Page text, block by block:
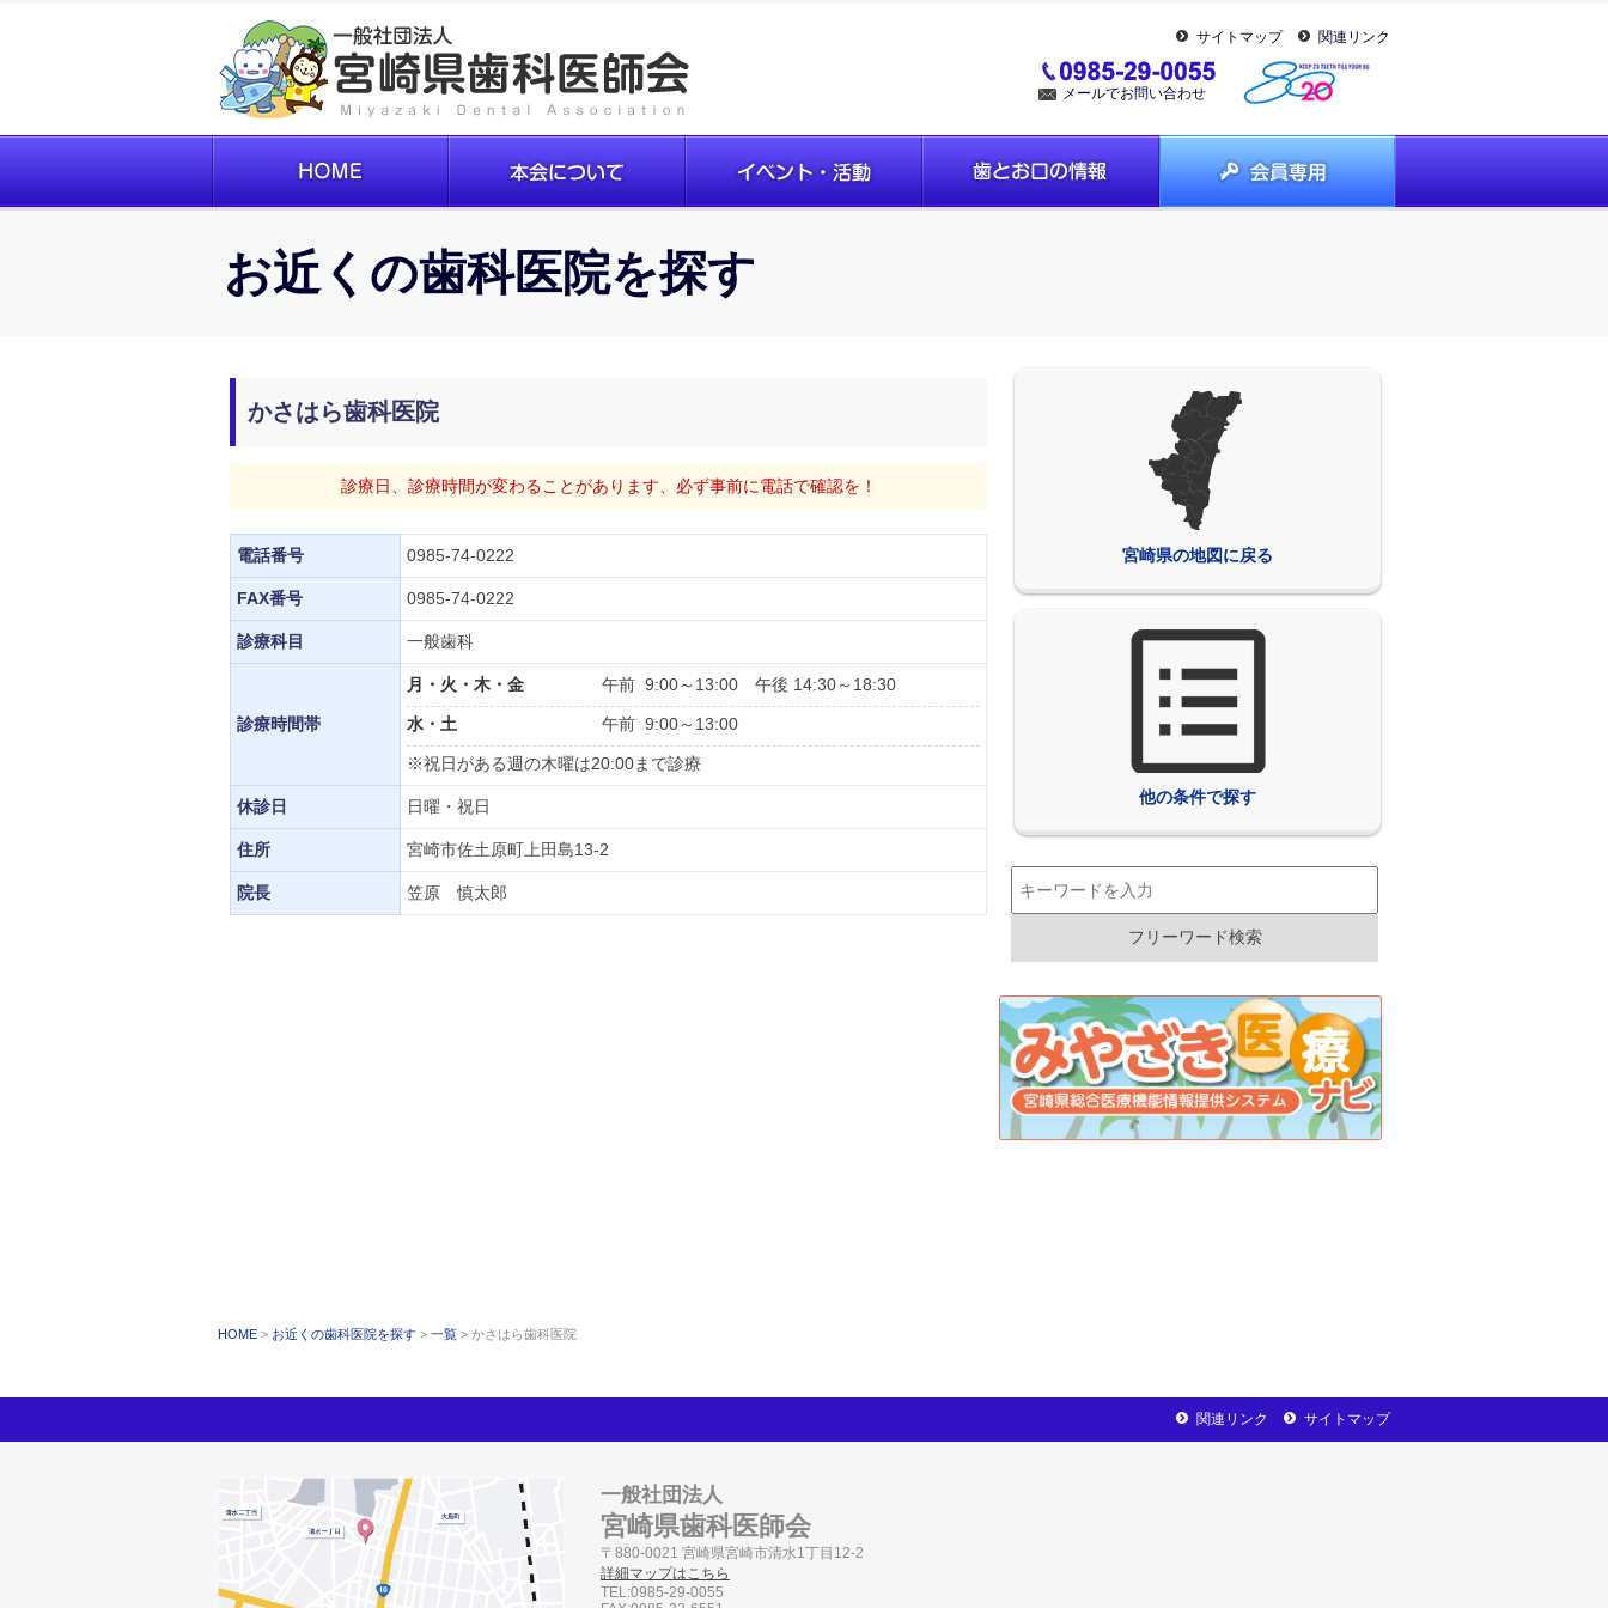
サイトマップ 関連リンク
メールでお問い合わせ
お近くの歯科医院を探す
かさはら歯科医院
診療日、診療時間が変わることがあります、必ず事前に電話で確認を！
電話番号 0985-74-0222
FAX番号 0985-74-0222
診療科目 一般歯科
診療時間帯
月・火・木・金 午前 9:00～13:00 午後 14:30～18:30
水・土 午前 9:00～13:00
※祝日がある週の木曜は20:00まで診療
休診日 日曜・祝日
住所 宮崎市佐土原町上田島13-2
院長 笠原 慎太郎
宮崎県の地図に戻る
他の条件で探す
HOME お近くの歯科医院を探す 一覧 かさはら歯科医院
サイトマップ
関連リンク
一般社団法人
宮崎県歯科医師会
〒880-0021 宮崎県宮崎市清水1丁目12-2
詳細マップはこちら
TEL:0985-29-0055